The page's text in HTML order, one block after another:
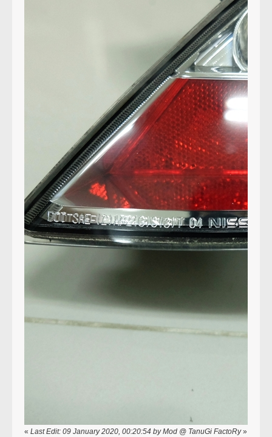
« Last Edit: 09 January 2020, 00:20:54 by Mod @ TanuGi FactoRy»